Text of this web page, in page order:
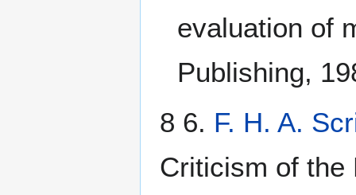
evaluation of
Publishing,
8 6. F. H. A.
Criticism of the